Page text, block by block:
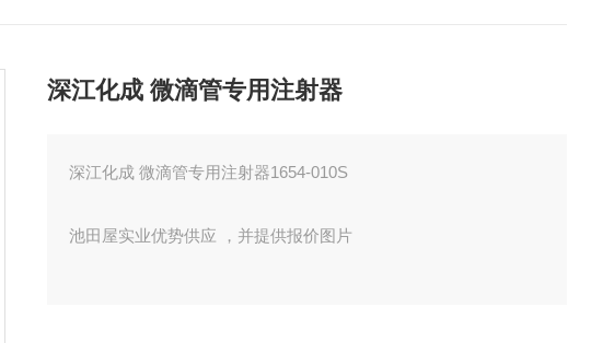
深江化成 微滴管专用注射器
深江化成 微滴管专用注射器1654-010S
池田屋实业优势供应 ，并提供报价图片